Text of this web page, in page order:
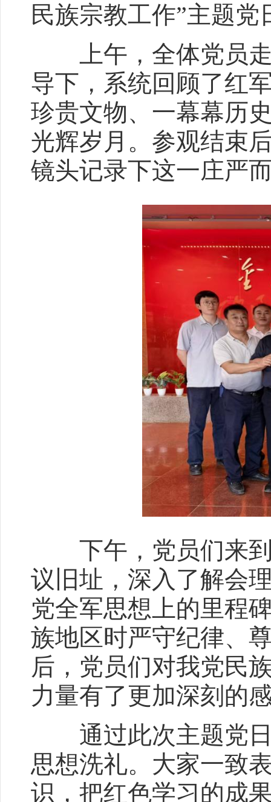
民族宗教工作”主题党
上午，全体党员走
导下，系统回顾了红
珍贵文物、一幕幕历
光辉岁月。参观结束
镜头记录下这一庄严
下午，党员们来到
议旧址，深入了解会
党全军思想上的里程
族地区时严守纪律、
后，党员们对我党民
力量有了更加深刻的
通过此次主题党日
思想洗礼。大家一致
识，把红色学习的成